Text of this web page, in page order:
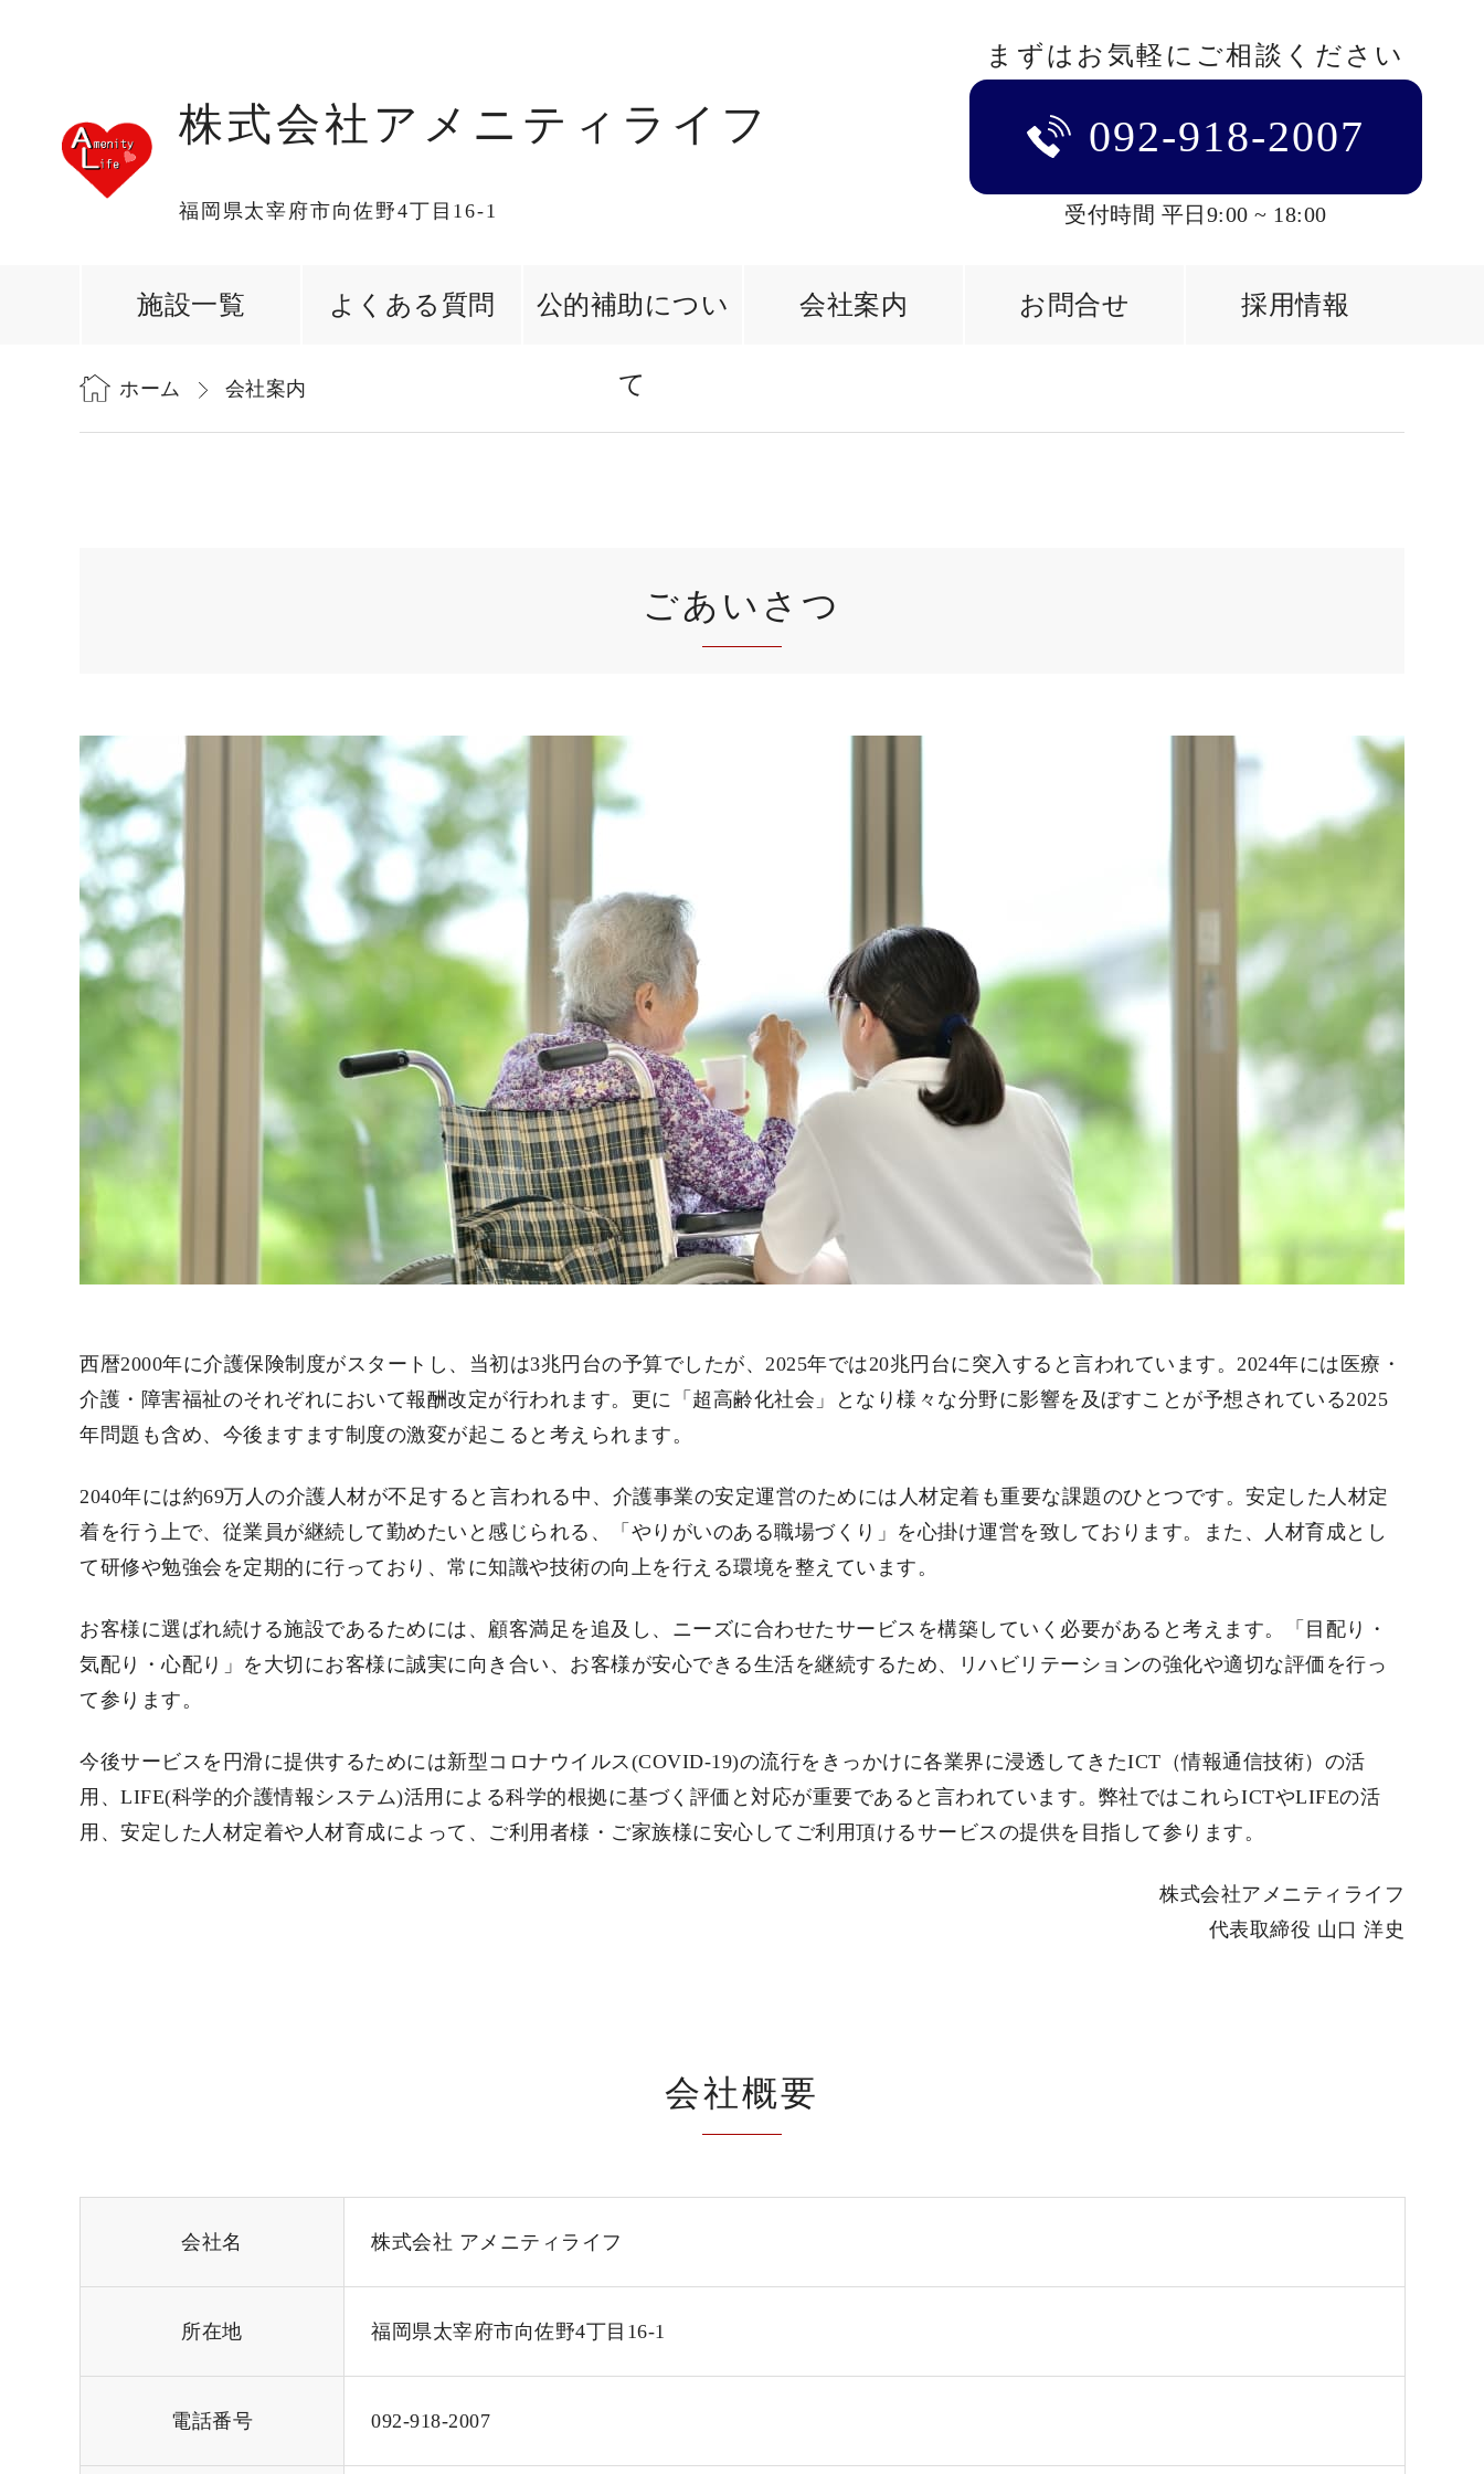
株式会社アメニティライフ
福岡県太宰府市向佐野4丁目16-1
まずはお気軽にご相談ください
092-918-2007
受付時間 平日9:00 ~ 18:00
施設一覧 よくある質問 公的補助につい
て
会社案内 お問合せ 採用情報
ホーム 会社案内
ごあいさつ
西暦2000年に介護保険制度がスタートし、当初は3兆円台の予算でしたが、2025年では20兆円台に突入すると言われています。2024年には医療・
介護・障害福祉のそれぞれにおいて報酬改定が行われます。更に「超高齢化社会」となり様々な分野に影響を及ぼすことが予想されている2025
年問題も含め、今後ますます制度の激変が起こると考えられます。
2040年には約69万人の介護人材が不足すると言われる中、介護事業の安定運営のためには人材定着も重要な課題のひとつです。安定した人材定
着を行う上で、従業員が継続して勤めたいと感じられる、「やりがいのある職場づくり」を心掛け運営を致しております。また、人材育成とし
て研修や勉強会を定期的に行っており、常に知識や技術の向上を行える環境を整えています。
お客様に選ばれ続ける施設であるためには、顧客満足を追及し、ニーズに合わせたサービスを構築していく必要があると考えます。「目配り・
気配り・心配り」を大切にお客様に誠実に向き合い、お客様が安心できる生活を継続するため、リハビリテーションの強化や適切な評価を行っ
て参ります。
今後サービスを円滑に提供するためには新型コロナウイルス(COVID-19)の流行をきっかけに各業界に浸透してきたICT（情報通信技術）の活
用、LIFE(科学的介護情報システム)活用による科学的根拠に基づく評価と対応が重要であると言われています。弊社ではこれらICTやLIFEの活
用、安定した人材定着や人材育成によって、ご利用者様・ご家族様に安心してご利用頂けるサービスの提供を目指して参ります。
株式会社アメニティライフ
代表取締役 山口 洋史
会社概要
会社名 株式会社 アメニティライフ
所在地 福岡県太宰府市向佐野4丁目16-1
電話番号 092-918-2007